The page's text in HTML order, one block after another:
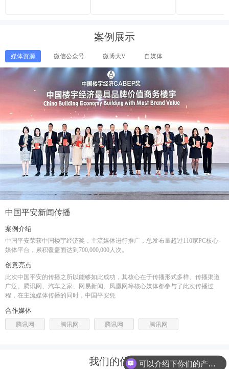
案例展示
媒体资源 微信公众号 微博大V 自媒体
中国平安新闻传播
案例介绍
中国平安荣获中国楼宇经济奖，主流媒体进行推广，总发布量超过110家PC核心
媒体平台，累积覆盖面达到700,000,000人次。
创意亮点
此次中国平安的传播之所以能够如此成功，其核心在于传播形式多样、传播渠道
广泛。腾讯网、汽车之家、网易新闻、凤凰网等核心媒体都参与了此次传播过
程，在主流媒体传播的同时，中国平安凭
合作媒体
腾讯网 腾讯网 腾讯网 腾讯网
我们的优势 可以介绍下你们的产品么？